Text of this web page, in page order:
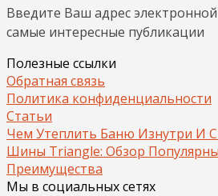
Введите Ваш адрес
самые интересные публикации
Полезные ссылки
Обратная связь
Политика конфиденциальности
Статьи
Чем Утеплить Баню Изнутри И
Шины Triangle: Обзор
Преимущества
Мы в социальных сетях